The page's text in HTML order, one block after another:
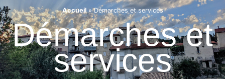
Accueil»Démarches et services
Démarches et
services